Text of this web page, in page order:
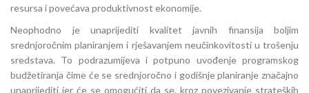
resursa i povećava produktivnost ekonomije.
Neophodno je unaprijediti kvalitet javnih finansija boljim
srednjoročnim planiranjem i rješavanjem neučinkovitosti u trošenju
sredstava. To podrazumijeva i potpuno uvođenje programskog
budžetiranja čime će se srednjoročno i godišnje planiranje značajno
unaprijediti jer će se omogućiti da se, kroz povezivanje strateških